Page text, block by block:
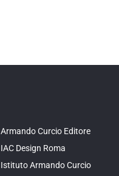
Armando Curcio Editore
IAC Design Roma
Istituto Armando Curcio